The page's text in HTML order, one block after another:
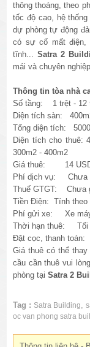
thông thoáng, theo
tốc độ cao, hệ
dự phòng tự động
có sự cố mất điện,
tĩnh... Satra 2
mái và chuyên
Thông tin tòa nhà
Số tầng: 1 trệt - 12
Diện tích sàn:
Tổng diện tích:
Diện tích cho thuê:
300m2 - 400m2
Giá thuê: 14
Phí dịch vụ: Chưa
Thuế GTGT: Chưa
Tiền Điện: Tính theo
Phí gửi xe: Xe máy
Thời hạn thuê: Tối
Đặt cọc, thanh
Giá thuê có thể
cầu cần thuê vui
phòng tạiSatra 2
Tag : Satra Building,
oc van phong satra